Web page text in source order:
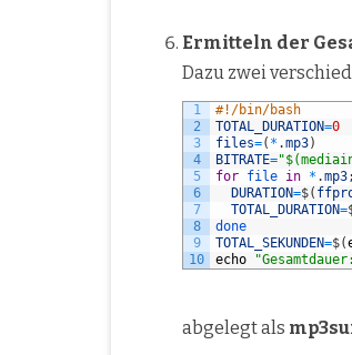
Ermitteln der
Dazu zwei
1
2
3
4
5
6
7
8
9
10
#!/bin/bash
TOTAL_DURATION=0
files=( * .mp3)
BITRATE=
for file in * .mp3;
DURATION=$(
TOTAL_DURATION=
done
TOTAL_SEKUNDEN=$(
echo
abgelegt als